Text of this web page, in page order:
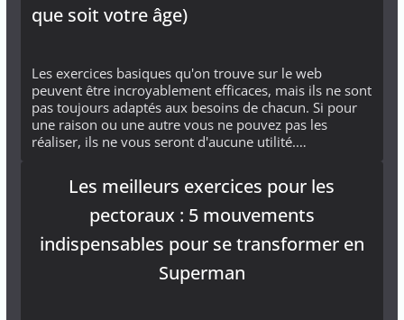
que soit votre âge)
Les exercices basiques qu'on trouve sur le web
peuvent être incroyablement efficaces, mais ils ne sont
pas toujours adaptés aux besoins de chacun. Si pour
une raison ou une autre vous ne pouvez pas les
réaliser, ils ne vous seront d'aucune utilité.…
Les meilleurs exercices pour les
pectoraux : 5 mouvements
indispensables pour se transformer en
Superman